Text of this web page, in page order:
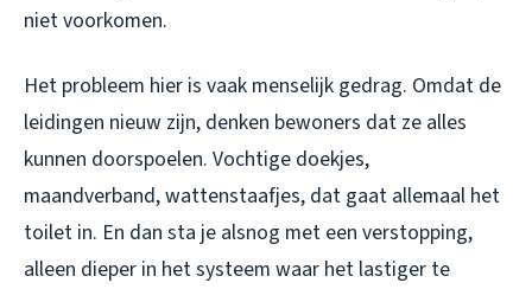
niet voorkomen.
Het probleem hier is vaak menselijk gedrag. Omdat de
leidingen nieuw zijn, denken bewoners dat ze alles
kunnen doorspoelen. Vochtige doekjes,
maandverband, wattenstaafjes, dat gaat allemaal het
toilet in. En dan sta je alsnog met een verstopping,
alleen dieper in het systeem waar het lastiger te